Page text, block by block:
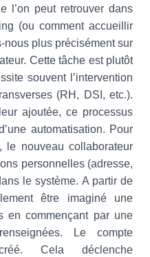
l’on peut retrouver dans
(ou comment accueillir
nous plus précisément sur
Cette tâche est plutôt
souvent l’intervention
(RH, DSI, etc.).
ajoutée, ce processus
automatisation. Pour
le nouveau collaborateur
personnelles (adresse,
le système. A partir de
être imaginé une
en commençant par une
Le compte
Cela déclenche